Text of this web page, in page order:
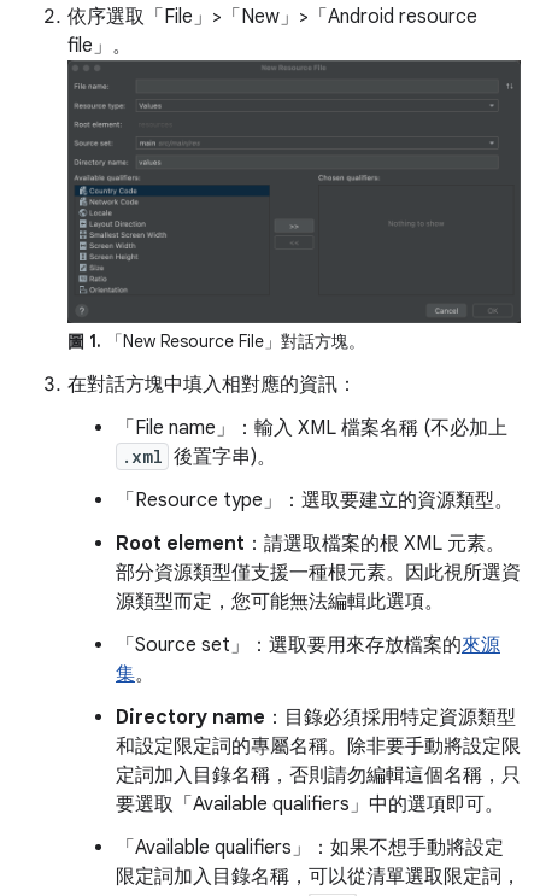
依序選取「File」>「New」>「Android resource
file」 。
圖 1. 「New Resource File」 對話方塊。
在對話方塊中填入相對應的資訊：
「File name」
：輸入 XML 檔案名稱 (不必加上
.xml 後置字串)。
「Resource type」
：選取要建立的資源類型。
Root element ：請選取檔案的根 XML 元素。
部分資源類型僅支援一種根元素。因此視所選資
源類型而定，您可能無法編輯此選項。
「Source set」
：選取要用來存放檔案的來源
集。
Directory name ：目錄必須採用特定資源類型
和設定限定詞的專屬名稱。除非要手動將設定限
定詞加入目錄名稱，否則請勿編輯這個名稱，只
要選取「Available qualifiers」 中的選項即可。
「Available qualifiers」
：如果不想手動將設定
限定詞加入目錄名稱，可以從清單選取限定詞，